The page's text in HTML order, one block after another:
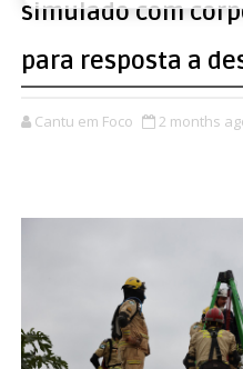
simulado com
para resposta a
Cantu em Foco 2 months